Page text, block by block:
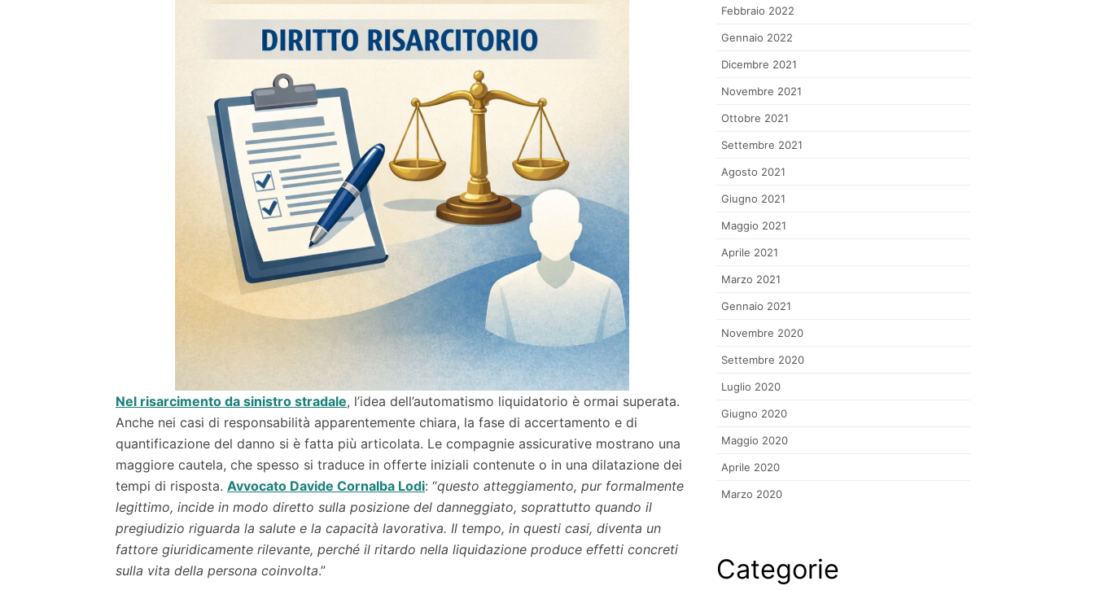
Nel risarcimento da sinistro stradale, l’idea dell’automatismo liquidatorio è ormai superata.
Anche nei casi di responsabilità apparentemente chiara, la fase di accertamento e di
quantificazione del danno si è fatta più articolata. Le compagnie assicurative mostrano una
maggiore cautela, che spesso si traduce in offerte iniziali contenute o in una dilatazione dei
tempi di risposta. Avvocato Davide Cornalba Lodi: “questo atteggiamento, pur formalmente
legittimo, incide in modo diretto sulla posizione del danneggiato, soprattutto quando il
pregiudizio riguarda la salute e la capacità lavorativa. Il tempo, in questi casi, diventa un
fattore giuridicamente rilevante, perché il ritardo nella liquidazione produce effetti concreti
sulla vita della persona coinvolta.”
Febbraio 2022
Gennaio 2022
Dicembre 2021
Novembre 2021
Ottobre 2021
Settembre 2021
Agosto 2021
Giugno 2021
Maggio 2021
Aprile 2021
Marzo 2021
Gennaio 2021
Novembre 2020
Settembre 2020
Luglio 2020
Giugno 2020
Maggio 2020
Aprile 2020
Marzo 2020
Categorie